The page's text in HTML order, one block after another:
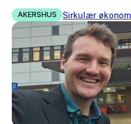
AKERSHUS Sirkulær